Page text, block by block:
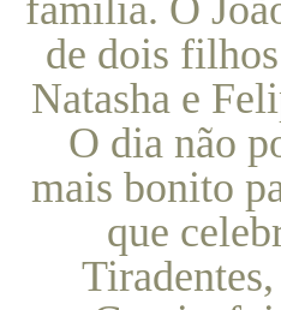
família. O
de dois
Natasha e
O dia não
mais bonito
que